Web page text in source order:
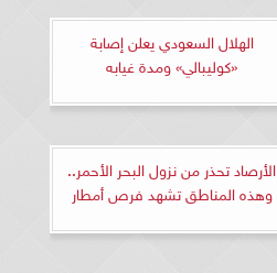
الهلال السعودي يعلن إصابة
«كوليبالي» ومدة غيابه
الأرصاد تحذر من نزول البحر الأحمر..
وهذه المناطق تشهد فرص أمطار